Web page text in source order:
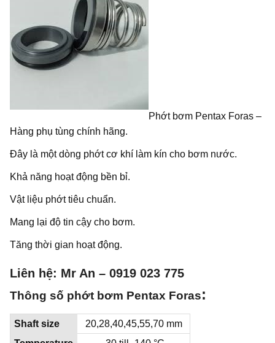
Phớt bơm Pentax Foras –
Hàng phụ tùng chính hãng.
Đây là một dòng phớt cơ khí làm kín cho bơm nước.
Khả năng hoạt động bền bỉ.
Vật liệu phớt tiêu chuẩn.
Mang lại độ tin cậy cho bơm.
Tăng thời gian hoạt động.
Liên hệ: Mr An – 0919 023 775
Thông số phớt bơm Pentax Foras:
Shaft size
20,28,40,45,55,70 mm